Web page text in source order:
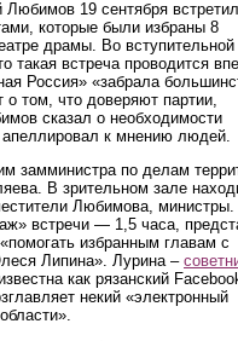
Любимов 19 сентября
которые были избраны 8
драмы. Во вступительной
такая встреча проводится
Россия» «забрала
о том, что доверяют партии,
сказал о необходимости
апеллировал к мнению людей.
замминистра по делам
В зрительном зале
Любимова, министры.
встречи — 1,5 часа,
избранным главам с
Липина». Лурина –
как рязанский
некий «электронный